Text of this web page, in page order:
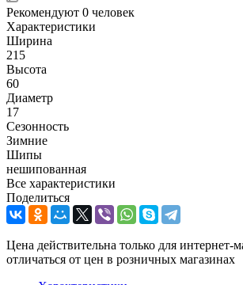
Рекомендуют 0 человек
Характеристики
Ширина
215
Высота
60
Диаметр
17
Сезонность
Зимние
Шипы
нешипованная
Все характеристики
Поделиться
Цена действительна только для интернет-
отличаться от цен в розничных магазинах